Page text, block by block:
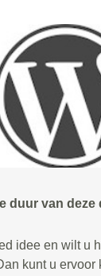
duur van deze
idee en wilt u
kunt u ervoor